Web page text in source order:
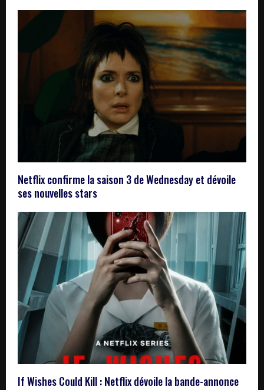
Netflix confirme la saison 3 de Wednesday et dévoile
ses nouvelles stars
If Wishes Could Kill : Netflix dévoile la bande-annonce